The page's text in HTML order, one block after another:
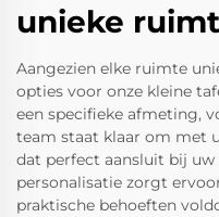
unieke
Aangezien elke ruimte
opties voor onze kleine
een specifieke afmeting,
team staat klaar om met
dat perfect aansluit bij uw
personalisatie zorgt
praktische behoeften